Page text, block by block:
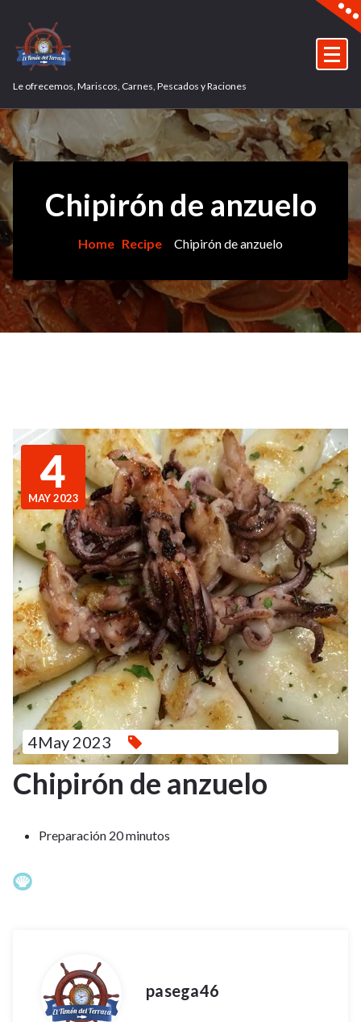
content
Le ofrecemos, Mariscos, Carnes, Pescados y Raciones
Chipirón de anzuelo
Home Recipe Chipirón de anzuelo
4
MAY 2023
4May 2023
Chipirón de anzuelo
Preparación 20 minutos
pasega46